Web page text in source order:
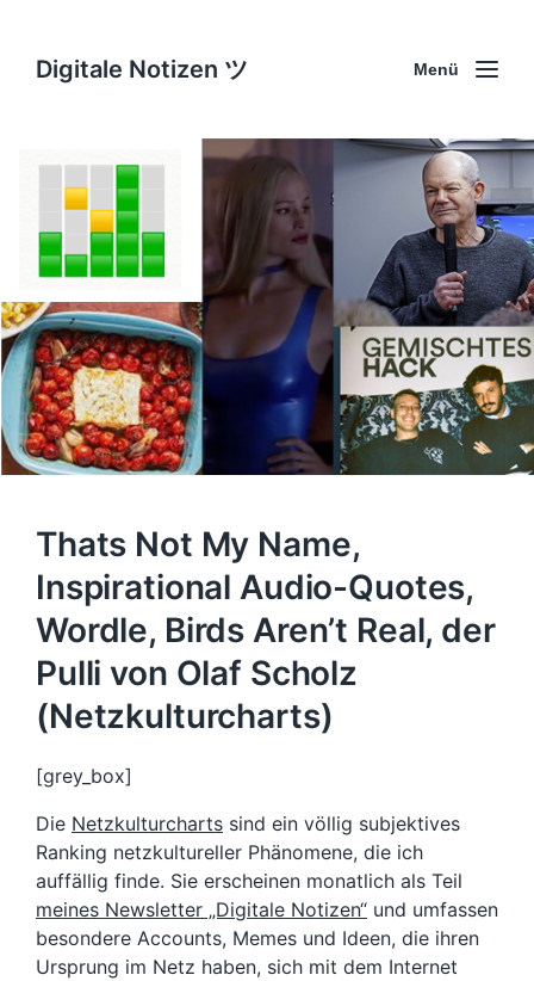
Digitale Notizen ツ Menü
Thats Not My Name,
Inspirational Audio-Quotes,
Wordle, Birds Aren’t Real, der
Pulli von Olaf Scholz
(Netzkulturcharts)
[grey_box]
Die Netzkulturcharts sind ein völlig subjektives
Ranking netzkultureller Phänomene, die ich
auffällig finde. Sie erscheinen monatlich als Teil
meines Newsletter „Digitale Notizen“ und umfassen
besondere Accounts, Memes und Ideen, die ihren
Ursprung im Netz haben, sich mit dem Internet